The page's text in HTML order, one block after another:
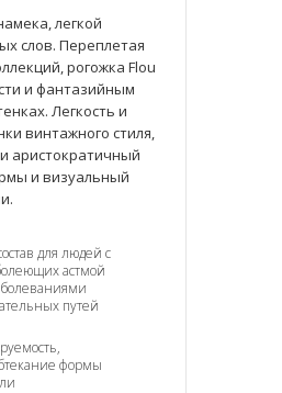
легкой
слов. Переплетая
рогожка Flou
и фантазийным
Легкость и
винтажного стиля,
аристократичный
и визуальный
для людей с
астмой
путей
формы